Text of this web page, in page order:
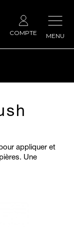
MENU
COMPTE
appliquer et
Une